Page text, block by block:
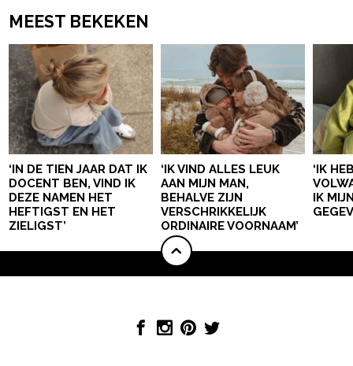
MEEST BEKEKEN
‘IN DE TIEN JAAR DAT IK
DOCENT BEN, VIND IK
DEZE NAMEN HET
HEFTIGST EN HET
ZIELIGST’
‘IK VIND ALLES LEUK
AAN MIJN MAN,
BEHALVE ZIJN
VERSCHRIKKELIJK
ORDINAIRE VOORNAAM’
‘IK
IK